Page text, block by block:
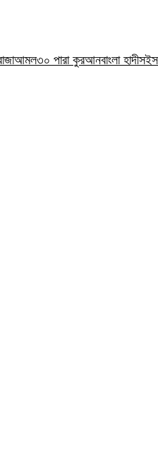
আমল৩০ পারা কুরআনবাংলা হাদীস